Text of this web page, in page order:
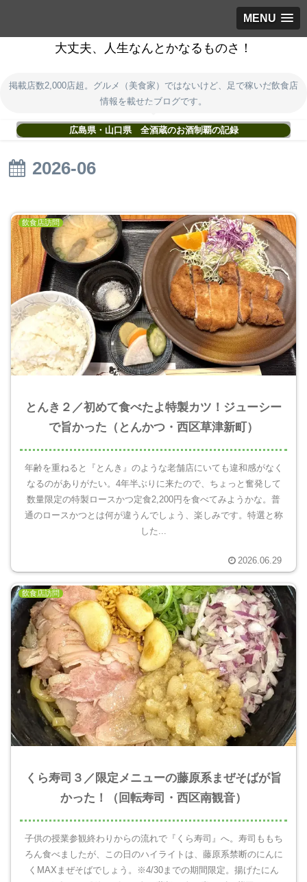
MENU
大丈夫、人生なんとかなるものさ！
掲載店数2,000店超。グルメ（美食家）ではないけど、足で稼いだ飲食店
情報を載せたブログです。
広島県・山口県 全酒蔵のお酒制覇の記録
2026-06
飲食店訪問
とんき２／初めて食べたよ特製カツ！ジューシー
で旨かった（とんかつ・西区草津新町）
年齢を重ねると『とんき』のような老舗店にいても違和感がなく
なるのがありがたい。4年半ぶりに来たので、ちょっと奮発して
数量限定の特製ロースかつ定食2,200円を食べてみようかな。普
通のロースかつとは何が違うんでしょう、楽しみです。特選と称
した...
2026.06.29
飲食店訪問
くら寿司３／限定メニューの藤原系まぜそばが旨
かった！（回転寿司・西区南観音）
子供の授業参観終わりからの流れで『くら寿司』へ。寿司ももち
ろん食べましたが、この日のハイライトは、藤原系禁断のにんに
くMAXまぜそばでしょう。※4/30までの期間限定。揚げたにん